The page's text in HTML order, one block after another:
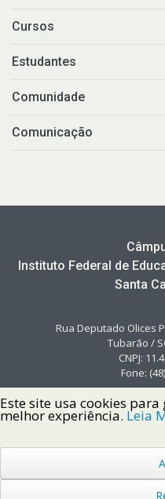
Cursos
Estudantes
Comunidade
Comunicação
Instituto Federal de
Santa
Rua Deputado Olices
Tubarão /
CNPJ:
Fone:
Copyright © 2022
Todos os
Este site usa cookies
melhor experiência. Leia